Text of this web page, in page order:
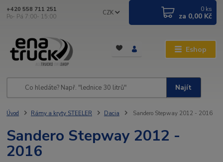
Eshop
CZK
Najít
+420 558 711 251
Po- Pá 7:00- 15:00
0 ks
za 0,00 Kč
Úvod Rámy a kryty STEELER Dacia Sandero Stepway 2012 - 2016
Sandero Stepway 2012 -
2016